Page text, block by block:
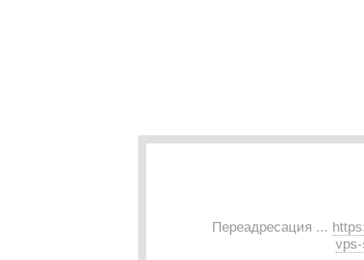
Переадресация ...